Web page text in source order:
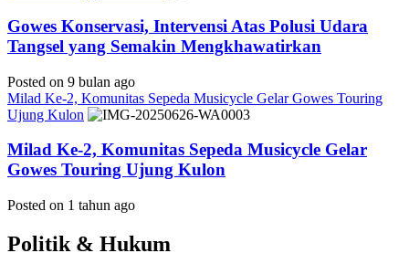
Gowes Konservasi, Intervensi Atas Polusi Udara
Tangsel yang Semakin Mengkhawatirkan
Posted on 9 bulan ago
Milad Ke-2, Komunitas Sepeda Musicycle Gelar Gowes Touring
Ujung Kulon
Milad Ke-2, Komunitas Sepeda Musicycle Gelar
Gowes Touring Ujung Kulon
Posted on 1 tahun ago
Politik & Hukum